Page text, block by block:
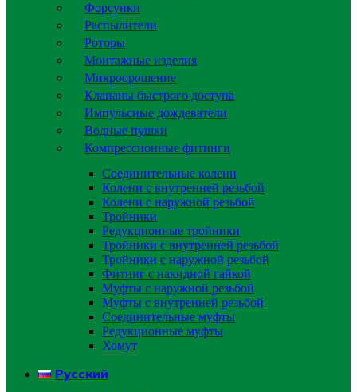
Форсунки
Распылители
Роторы
Монтажные изделия
Микроорошение
Клапаны быстрого доступа
Импульсные дождеватели
Водные пушки
Компрессионные фитинги
Соединительные колени
Колени с внутренней резьбой
Колени с наружной резьбой
Тройники
Редукционные тройники
Тройники с внутренней резьбой
Тройники с наружной резьбой
Фитинг с накидной гайкой
Муфты с наружной резьбой
Муфты с внутренней резьбой
Соединительные муфты
Редукционные муфты
Хомут
Русский